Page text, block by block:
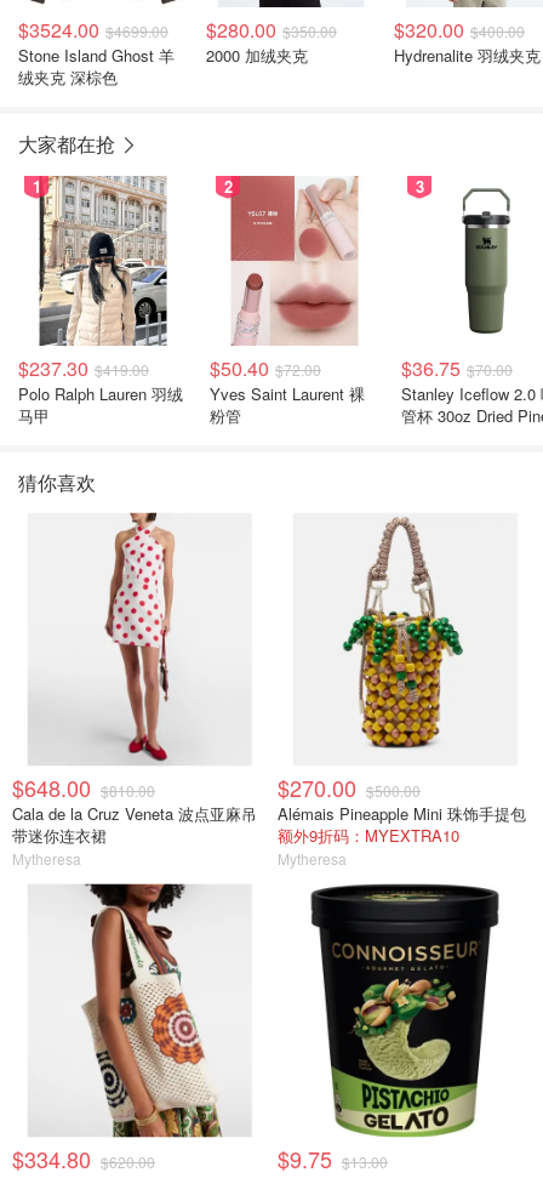
$3524.00 $4699.00
Stone Island Ghost 羊
绒夹克 深棕色
$280.00 $350.00
2000 加绒夹克
$320.00 $400.00
Hydrenalite 羽绒夹克
大家都在抢
1
$237.30 $419.00
Polo Ralph Lauren 羽绒
马甲
2
$50.40 $72.00
Yves Saint Laurent 裸
粉管
3
$36.75 $70.00
Stanley Iceflow 2.0 吸
管杯 30oz Dried
猜你喜欢
$648.00 $810.00
Cala de la Cruz Veneta 波点亚麻吊
带迷你连衣裙
Mytheresa
$270.00 $500.00
Alémais Pineapple Mini 珠饰手提包
额外9折码：MYEXTRA10
Mytheresa
$334.80 $620.00 $9.75 $13.00